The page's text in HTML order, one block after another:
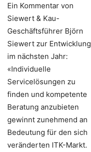
Ein Kommentar von
Siewert & Kau-
Geschäftsführer Björn
Siewert zur Entwicklung
im nächsten Jahr:
«Individuelle
Servicelösungen zu
finden und kompetente
Beratung anzubieten
gewinnt zunehmend an
Bedeutung für den sich
veränderten ITK-Markt.